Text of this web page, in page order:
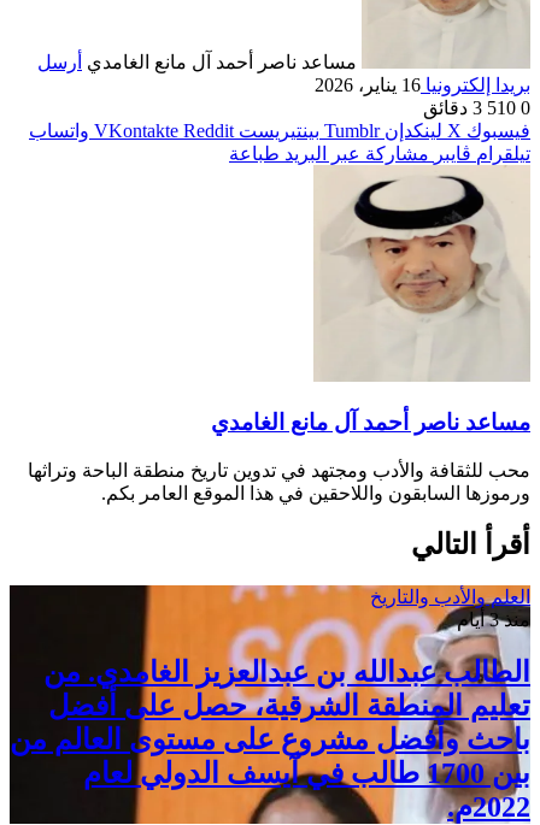
مساعد ناصر أحمد آل مانع الغامدي أرسل
بريدا إلكترونيا 16 يناير، 2026
0
3 دقائق
فيسبوك ‫X لينكدإن بينتيريست
واتساب
تيلقرام ڤايبر مشاركة عبر البريد طباعة
مساعد ناصر أحمد آل مانع الغامدي
محب للثقافة والأدب ومجتهد في تدوين تاريخ منطقة الباحة وتراثها
ورموزها السابقون واللاحقين في هذا الموقع العامر بكم.
أقرأ التالي
العلم والأدب والتاريخ
منذ 3 أيام
الطالب عبدالله بن عبدالعزيز الغامدي. من
تعليم المنطقة الشرقية، حصل على أفضل
باحث وأفضل مشروع على مستوى العالم من
بين 1700 طالب في آيسف الدولي لعام
2022م.